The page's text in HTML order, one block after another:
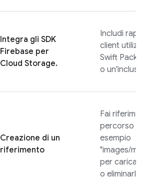
Integra gli SDK
Firebase per
Cloud Storage.
Includi
client
Swift Package
o
Creazione di un
riferimento
Fai riferimento
percorso di un
esempio
"images/
per caricarlo,
o eliminarlo.